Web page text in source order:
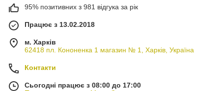
95% позитивних з 981 відгука за рік
Працює з 13.02.2018
м. Харків
62418 пл. Кононенка 1 магазин № 1, Харків, Україна
Контакти
Сьогодні працює з 08:00 до 17:00